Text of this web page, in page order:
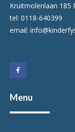
Kruitmolenlaan 185
tel: 0118-640399
email:
c
e
b
o
-
f
Menu